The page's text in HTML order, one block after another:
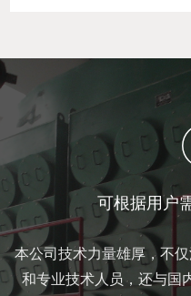
可根据用户
本公司技术力量雄厚，不
和专业技术人员，还与国